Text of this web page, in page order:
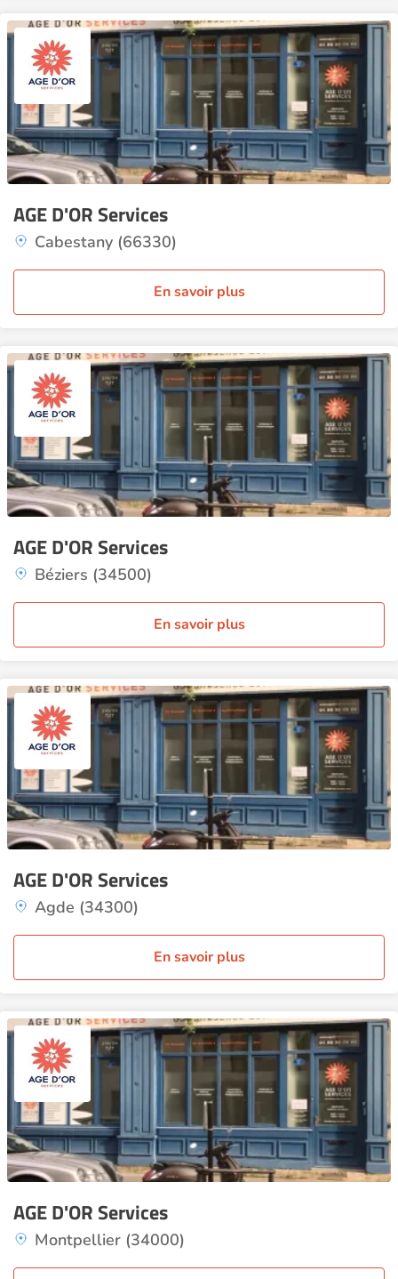
AGE D'OR Services
Cabestany (66330)
En savoir plus
AGE D'OR Services
Béziers (34500)
En savoir plus
AGE D'OR Services
Agde (34300)
En savoir plus
AGE D'OR Services
Montpellier (34000)